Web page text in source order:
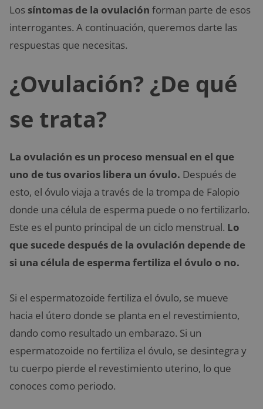
Los síntomas de la ovulación forman parte de esos
interrogantes. A continuación, queremos darte las
respuestas que necesitas.
¿Ovulación? ¿De qué
se trata?
La ovulación es un proceso mensual en el que
uno de tus ovarios libera un óvulo. Después de
esto, el óvulo viaja a través de la trompa de Falopio
donde una célula de esperma puede o no fertilizarlo.
Este es el punto principal de un ciclo menstrual. Lo
que sucede después de la ovulación depende de
si una célula de esperma fertiliza el óvulo o no.
Si el espermatozoide fertiliza el óvulo, se mueve
hacia el útero donde se planta en el revestimiento,
dando como resultado un embarazo. Si un
espermatozoide no fertiliza el óvulo, se desintegra y
tu cuerpo pierde el revestimiento uterino, lo que
conoces como periodo.